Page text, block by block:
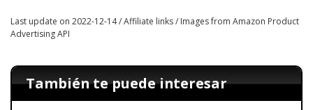
Last update on 2022-12-14 / Affiliate links / Images from Amazon Product
Advertising API
También te puede interesar